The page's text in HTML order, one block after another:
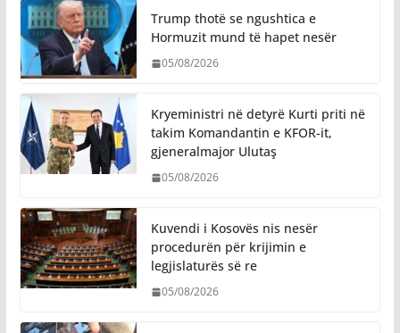
Trump thotë se ngushtica e
Hormuzit mund të hapet nesër
05/08/2026
Kryeministri në detyrë Kurti priti në
takim Komandantin e KFOR-it,
gjeneralmajor Ulutaş
05/08/2026
Kuvendi i Kosovës nis nesër
procedurën për krijimin e
legjislaturës së re
05/08/2026